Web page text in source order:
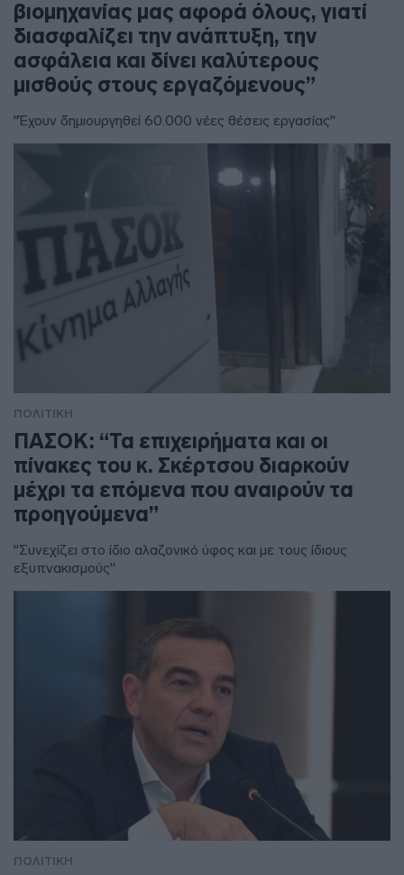
βιομηχανίας μας αφορά όλους, γιατί
διασφαλίζει την ανάπτυξη, την
ασφάλεια και δίνει καλύτερους
μισθούς στους εργαζόμενους”
"Έχουν δημιουργηθεί 60.000 νέες θέσεις εργασίας"
ΠΟΛΙΤΙΚΗ
ΠΑΣΟΚ: “Τα επιχειρήματα και οι
πίνακες του κ. Σκέρτσου διαρκούν
μέχρι τα επόμενα που αναιρούν τα
προηγούμενα”
"Συνεχίζει στο ίδιο αλαζονικό ύφος και με τους ίδιους
εξυπνακισμούς"
ΠΟΛΙΤΙΚΗ